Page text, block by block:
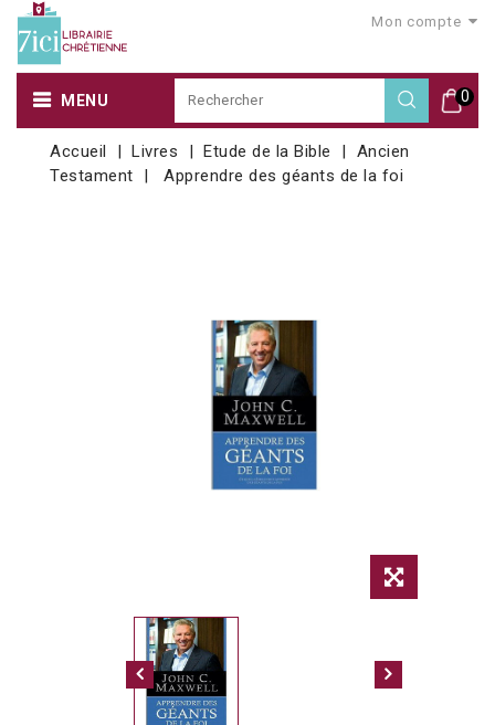
Mon compte
0
MENU
Accueil Livres Etude de la Bible
Ancien
Testament
Apprendre des géants de la foi